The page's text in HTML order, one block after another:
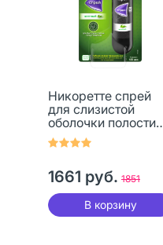
Никоретте спрей
для слизистой
оболочки полости
рта дозированный 1
мг/доза 150 доз
1661 руб. 1851
В корзину